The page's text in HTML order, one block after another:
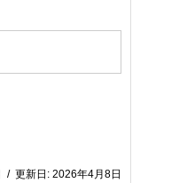
/ 更新日: 2026年4月8日